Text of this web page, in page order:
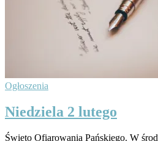
Ogłoszenia
Niedziela 2 lutego
Święto Ofiarowania Pańskiego. W